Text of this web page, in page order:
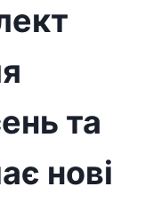
та
нові